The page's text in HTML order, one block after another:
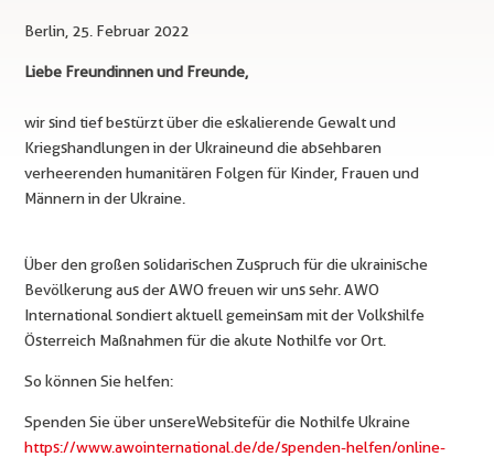
Berlin, 25. Februar 2022
Liebe Freundinnen und Freunde,
wir sind tief bestürzt über die eskalierende Gewalt und
Kriegshandlungen in der Ukraine und die absehbaren
verheerenden humanitären Folgen für Kinder, Frauen und
Männern in der Ukraine.
Über den großen solidarischen Zuspruch für die ukrainische
Bevölkerung aus der AWO freuen wir uns sehr. AWO
International sondiert aktuell gemeinsam mit der Volkshilfe
Österreich Maßnahmen für die akute Nothilfe vor Ort.
So können Sie helfen:
Spenden Sie über unsere Website für die Nothilfe Ukraine
https://www.awointernational.de/de/spenden-helfen/online-